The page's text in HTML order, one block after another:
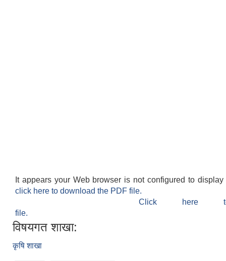
It appears your Web browser is not configured to
click here to download the PDF file.
Click here
file.
विषयगत शाखा:
कृषि शाखा